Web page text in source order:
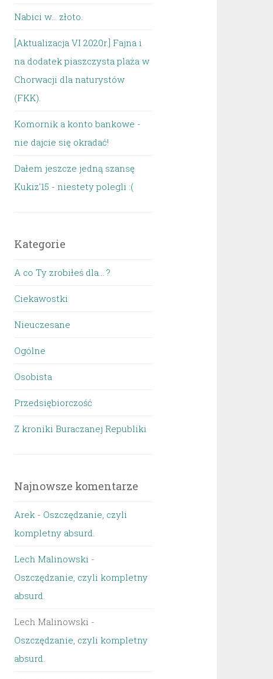
Nabici w... złoto.
[Aktualizacja VI 2020r.] Fajna i
na dodatek piaszczysta plaża w
Chorwacji dla naturystów
(FKK).
Komornik a konto bankowe -
nie dajcie się okradać!
Dałem jeszcze jedną szansę
Kukiz'15 - niestety polegli :(
Kategorie
A co Ty zrobiłeś dla… ?
Ciekawostki
Nieuczesane
Ogólne
Osobista
Przedsiębiorczość
Z kroniki Buraczanej Republiki
Najnowsze komentarze
Arek - Oszczędzanie, czyli
kompletny absurd.
Lech Malinowski -
Oszczędzanie, czyli kompletny
absurd.
Lech Malinowski -
Oszczędzanie, czyli kompletny
absurd.